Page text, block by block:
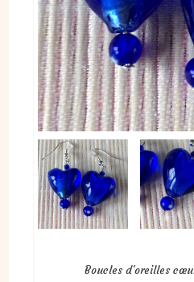
Boucles d'oreilles